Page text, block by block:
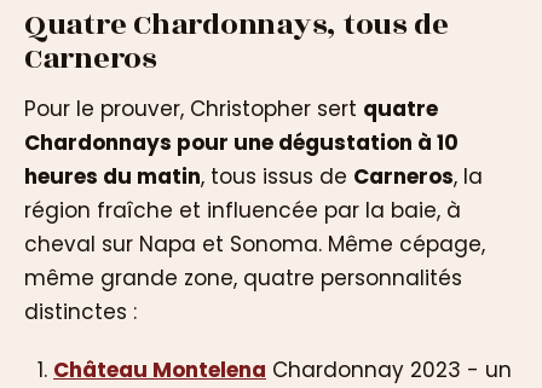
Quatre Chardonnays, tous de
Carneros
Pour le prouver, Christopher sert quatre
Chardonnays pour une dégustation à 10
heures du matin, tous issus de Carneros, la
région fraîche et influencée par la baie, à
cheval sur Napa et Sonoma. Même cépage,
même grande zone, quatre personnalités
distinctes :
Château Montelena Chardonnay 2023 - un